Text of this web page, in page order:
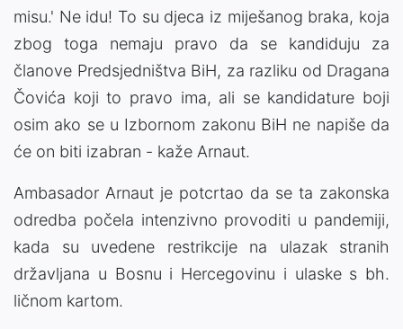
misu.' Ne idu! To su djeca iz miješanog braka, koja
zbog toga nemaju pravo da se kandiduju za
članove Predsjedništva BiH, za razliku od Dragana
Čovića koji to pravo ima, ali se kandidature boji
osim ako se u Izbornom zakonu BiH ne napiše da
će on biti izabran - kaže Arnaut.
Ambasador Arnaut je potcrtao da se ta zakonska
odredba počela intenzivno provoditi u pandemiji,
kada su uvedene restrikcije na ulazak stranih
državljana u Bosnu i Hercegovinu i ulaske s bh.
ličnom kartom.